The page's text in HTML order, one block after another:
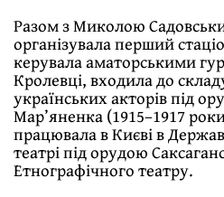
Разом з Миколою
організувала перший
керувала аматорськими
Кролевці, входила до
українських акторів під
Мар’яненка (1915–1917
працювала в Києві в
театрі під орудою
Етнографічного театру.